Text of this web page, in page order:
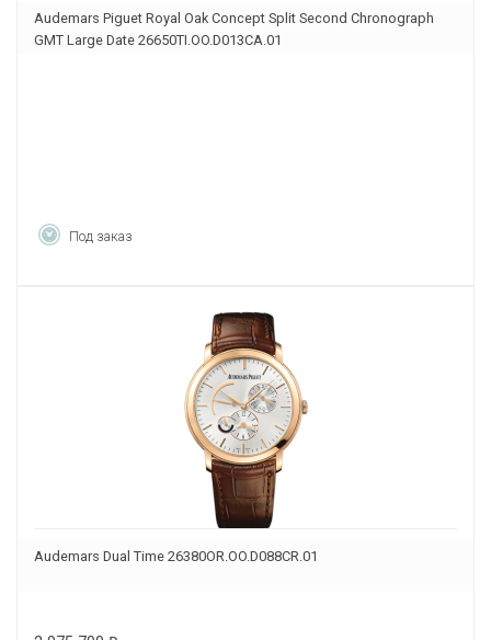
Audemars Piguet Royal Oak Concept Split Second Chronograph
GMT Large Date 26650TI.OO.D013CA.01
Под заказ
Audemars Dual Time 26380OR.OO.D088CR.01